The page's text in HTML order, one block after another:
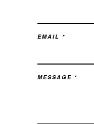
EMAIL *
MESSAGE *